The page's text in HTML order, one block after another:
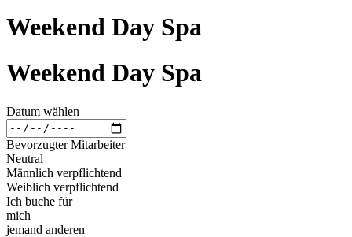
Weekend Day Spa
Weekend Day Spa
Datum wählen
Bevorzugter Mitarbeiter
Neutral
Männlich verpflichtend
Weiblich verpflichtend
Ich buche für
mich
jemand anderen